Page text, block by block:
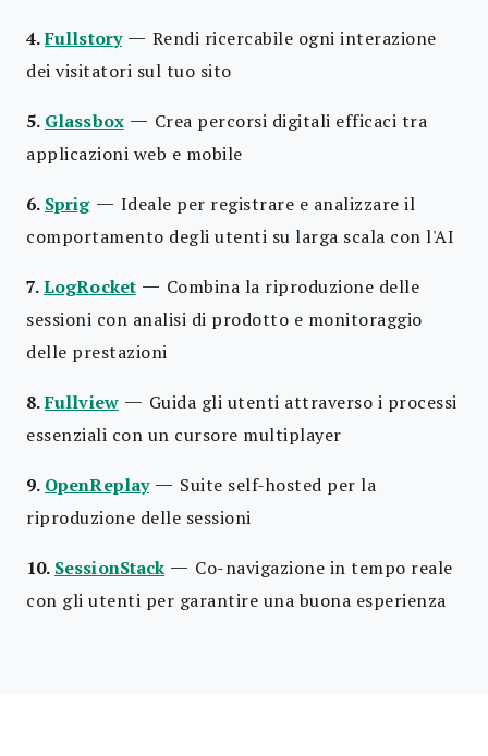
4.Fullstory — Rendi ricercabile ogni interazione
dei visitatori sul tuo sito
5. Glassbox — Crea percorsi digitali efficaci tra
applicazioni web e mobile
6. Sprig — Ideale per registrare e analizzare il
comportamento degli utenti su larga scala con l'AI
7.LogRocket — Combina la riproduzione delle
sessioni con analisi di prodotto e monitoraggio
delle prestazioni
8.Fullview — Guida gli utenti attraverso i processi
essenziali con un cursore multiplayer
9. OpenReplay — Suite self-hosted per la
riproduzione delle sessioni
10. SessionStack — Co-navigazione in tempo reale
con gli utenti per garantire una buona esperienza